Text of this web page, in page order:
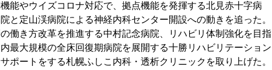
能やウイズコロナ対応で、拠点機能を発揮する北見赤十字病
と定山渓病院による神経内科センター開設への動きを追った。
働き方改革を推進する中村記念病院、リハビリ体制強化を目指
最大規模の全床回復期病院を展開する十勝リハビリテーション
ポートをする札幌ふしこ内科・透析クリニックを取り上げた。